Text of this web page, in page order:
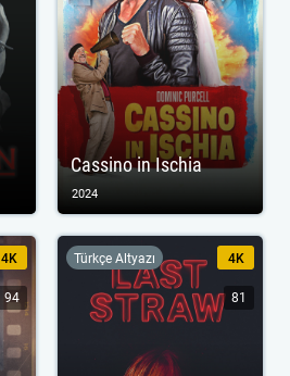
Cassino in Ischia
2024
4K
94
Türkçe Altyazı 4K
81